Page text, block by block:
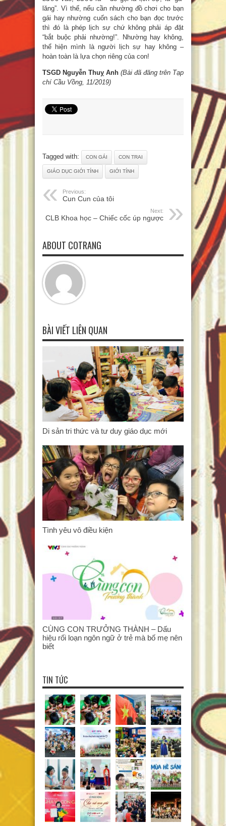
lăng”. Vì thế, nếu cần nhường đồ chơi cho bạn
gái hay nhường cuốn sách cho bạn đọc trước
thì đó là phép lịch sự chứ không phải áp đặt
“bắt buộc phải nhường!”. Nhường hay không,
thể hiện mình là người lịch sự hay không –
hoàn toàn là lựa chọn riêng của con!
TSGD Nguyễn Thuỵ Anh (Bài đã đăng trên Tạp
chí Cầu Vồng, 11/2019)
Tagged with: CON GÁI CON TRAI
GIÁO DỤC GIỚI TÍNH GIỚI TÍNH
Previous:
Cun Cun của tôi
Next:
CLB Khoa học – Chiếc cốc úp ngược
ABOUT COTRANG
BÀI VIẾT LIÊN QUAN
Di sản tri thức và tư duy giáo dục mới
Tình yêu vô điều kiện
CÙNG CON TRƯỞNG THÀNH – Dấu
hiệu rối loạn ngôn ngữ ở trẻ mà bố mẹ nên
biết
TIN TỨC